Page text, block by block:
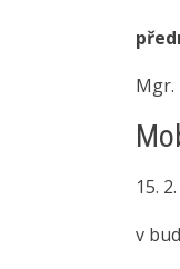
Mgr.
15.
v